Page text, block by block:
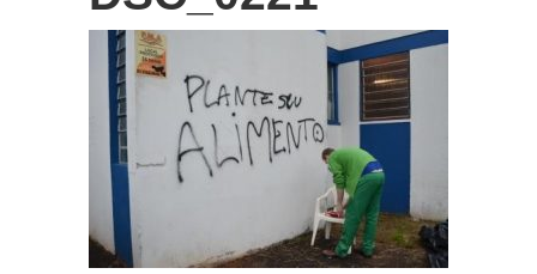
O Que Fazemos
Projetos
História
Contato